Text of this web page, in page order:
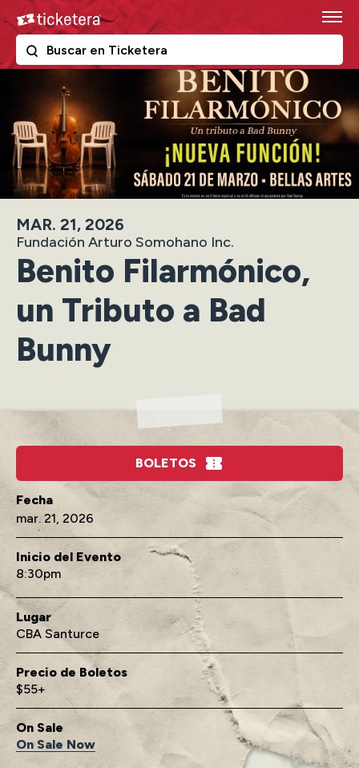
to
content
Accessibility
Buy
Ticketera
Ticketera
The following text field filters the results that follow as
MAR. 21, 2026
Fundación Arturo Somohano Inc.
Benito Filarmónico,
un Tributo a Bad
Bunny
BOLETOS
mar.21 , 2026
Inicio del Evento
8:30
Lugar
CBA Santurce
Precio de Boletos
$55+
On Sale
On Sale Now